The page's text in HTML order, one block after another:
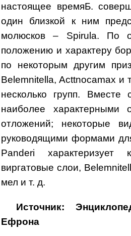
настоящее времяБ.
один близкой к ним
молюсков – Spirula. По
положению и характеру
по некоторым другим
Belemnitella, Acttnocamax и
несколько групп.
наиболее характерными
отложений; некоторые
руководящими формами
Panderi
виргатовые слои,
мел и т. д.
Источник:
Ефрона